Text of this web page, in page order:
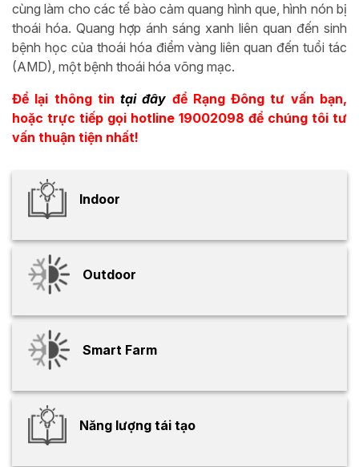
cùng làm cho các tế bào cảm quang hình que, hình nón bị
thoái hóa. Quang hợp ánh sáng xanh liên quan đến sinh
bệnh học của thoái hóa điểm vàng liên quan đến tuổi tác
(AMD), một bệnh thoái hóa võng mạc.
Để lại thông tintại đây để Rạng Đông tư vấn bạn,
hoặc trực tiếp gọi hotline 19002098 để chúng tôi tư
vấn thuận tiện nhất!
Indoor
Outdoor
Smart Farm
Năng lượng tái tạo